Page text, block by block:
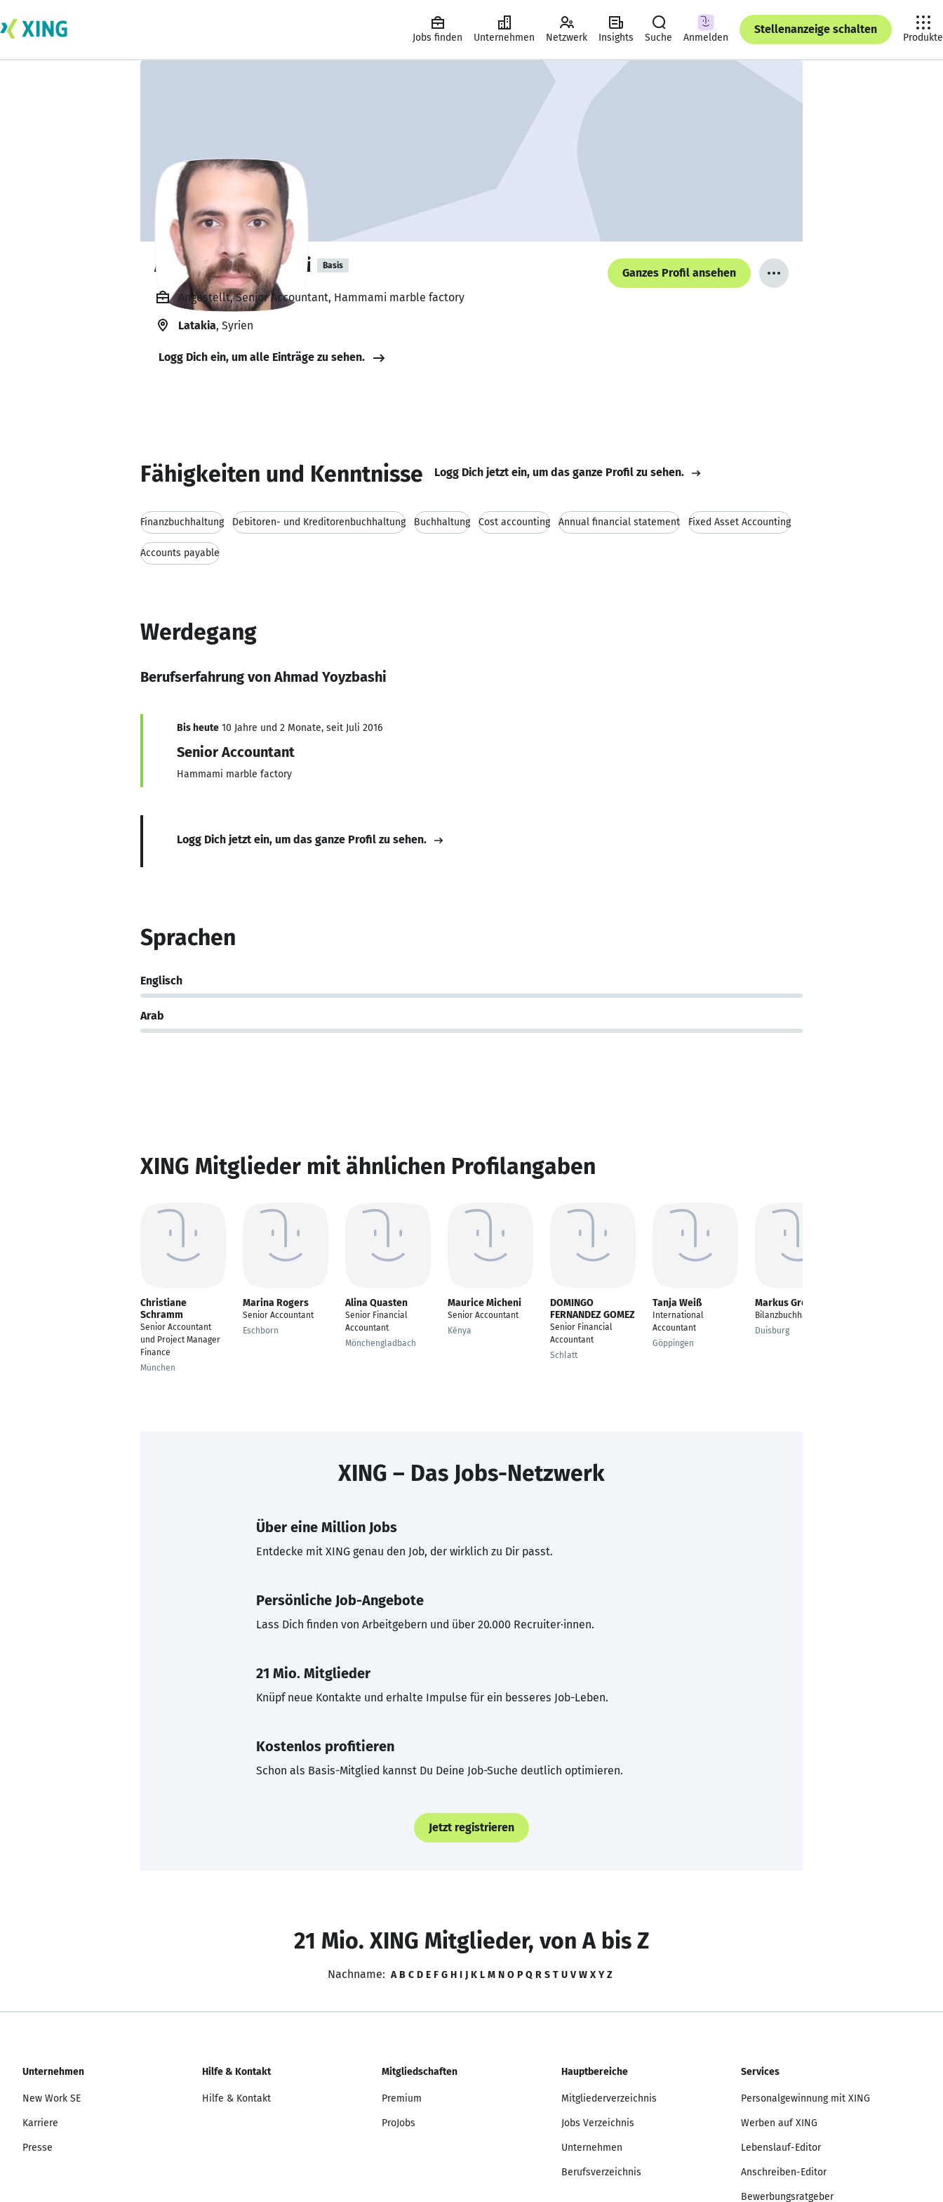
Jobs finden Unternehmen Netzwerk Insights Suche Anmelden
Stellenanzeige schalten
Produkte
Ahmad Yoyzbashi Basis
Ganzes Profil ansehen
Angestellt, Senior Accountant, Hammami marble factory
Latakia, Syrien
Logg Dich ein, um alle Einträge zu sehen.
Fähigkeiten und Kenntnisse Logg Dich jetzt ein, um das ganze Profil zu sehen.
Finanzbuchhaltung Debitoren- und Kreditorenbuchhaltung Buchhaltung Cost accounting Annual financial statement Fixed Asset Accounting
Accounts payable
Werdegang
Berufserfahrung von Ahmad Yoyzbashi
Bis heute 10 Jahre und 2 Monate, seit Juli 2016
Senior Accountant
Hammami marble factory
Logg Dich jetzt ein, um das ganze Profil zu sehen.
Sprachen
Englisch
Arab
XING Mitglieder mit ähnlichen Profilangaben
Christiane
Schramm
Senior Accountant
und Project Manager
Finance
München
Marina Rogers
Senior Accountant
Eschborn
Alina Quasten
Senior Financial
Accountant
Mönchengladbach
Maurice Micheni
Senior Accountant
Kénya
DOMINGO
FERNANDEZ GOMEZ
Senior Financial
Accountant
Schlatt
Tanja Weiß
International
Accountant
Göppingen
Markus Grohmann
Bilanzbuchhalter
Duisburg
XING – Das Jobs-Netzwerk
Über eine Million Jobs
Entdecke mit XING genau den Job, der wirklich zu Dir passt.
Persönliche Job-Angebote
Lass Dich finden von Arbeitgebern und über 20.000 Recruiter·innen.
21 Mio. Mitglieder
Knüpf neue Kontakte und erhalte Impulse für ein besseres Job-Leben.
Kostenlos profitieren
Schon als Basis-Mitglied kannst Du Deine Job-Suche deutlich optimieren.
Jetzt registrieren
21 Mio. XING Mitglieder, von A bis Z
Nachname: A B C D E F G H I J K L M N O P Q R S T U V W X Y Z
Unternehmen
New Work SE
Karriere
Presse
Hilfe & Kontakt
Hilfe & Kontakt
Mitgliedschaften
Premium
ProJobs
Hauptbereiche
Mitgliederverzeichnis
Jobs Verzeichnis
Unternehmen
Berufsverzeichnis
Services
Personalgewinnung mit XING
Werben auf XING
Lebenslauf-Editor
Anschreiben-Editor
Bewerbungsratgeber